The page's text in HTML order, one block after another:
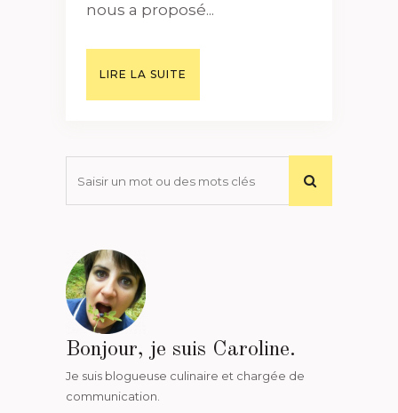
nous a proposé...
LIRE LA SUITE
Bonjour, je suis Caroline.
Je suis blogueuse culinaire et chargée de
communication.